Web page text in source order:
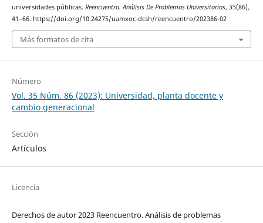
universidades públicas. Reencuentro. Análisis De Problemas Universitarios, 35(86),
41–66. https://doi.org/10.24275/uamxoc-dcsh/reencuentro/202386-02
Más formatos de cita
Número
Vol. 35 Núm. 86 (2023): Universidad, planta docente y
cambio generacional
Sección
Artículos
Licencia
Derechos de autor 2023 Reencuentro. Análisis de problemas